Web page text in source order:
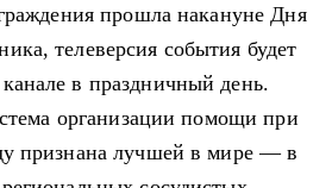
прошла накануне Дня
телеверсия события будет
в праздничный день.
организации помощи при
признана лучшей в мире — в